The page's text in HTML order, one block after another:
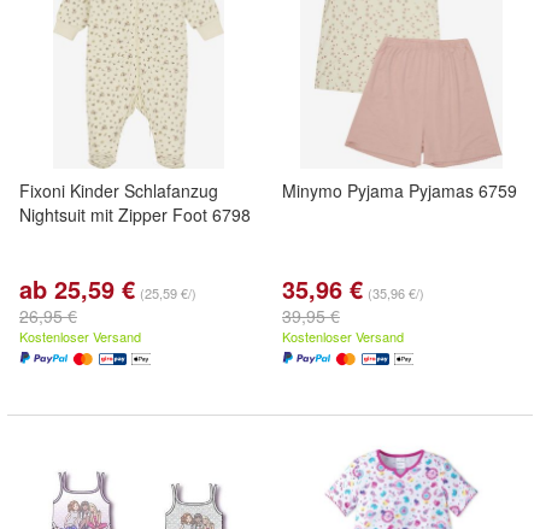
Fixoni Kinder Schlafanzug
Nightsuit mit Zipper Foot 6798
ab 25,59 € (25,59 €/)
26,95 €
Kostenloser Versand
Minymo Pyjama Pyjamas 6759
35,96 € (35,96 €/)
39,95 €
Kostenloser Versand